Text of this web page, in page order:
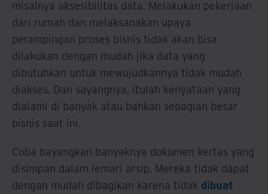
misalnya aksesibilitas data. Melakukan pekerjaan
dari rumah dan melaksanakan upaya
perampingan proses bisnis tidak akan bisa
dilakukan dengan mudah jika data yang
dibutuhkan untuk mewujudkannya tidak mudah
diakses. Dan sayangnya, itulah kenyataan yang
dialami di banyak atau bahkan sebagian besar
bisnis saat ini.
Coba bayangkan banyaknya dokumen kertas yang
disimpan dalam lemari arsip. Mereka tidak dapat
dengan mudah dibagikan karena tidak dibuat